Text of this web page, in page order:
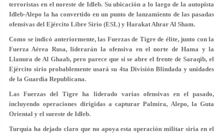
terroristas en el noreste de Idleb. Su ubicación a lo largo de la autopista
Idleb-Alepo la ha convertido en un punto de lanzamiento de las pasadas
ofensivas del Ejército Libre Sirio (ESL) y Harakat Ahrar Al Sham.
Como se indicó anteriormente, las Fuerzas de Tigre de élite, junto con la
Fuerza Aérea Rusa, liderarán la ofensiva en el norte de Hama y la
Llanura de Al Ghaab, pero parece que si se abre el frente de Saraqib, el
Ejército sirio probablemente usará su 4ta División Blindada y unidades
de la Guardia Republicana.
Las Fuerzas del Tigre ha liderado varias ofensivas en el pasado,
incluyendo operaciones dirigidas a capturar Palmira, Alepo, la Guta
Oriental y el sureste de Idleb.
Turquía ha dejado claro que no apoya esta operación militar siria en el